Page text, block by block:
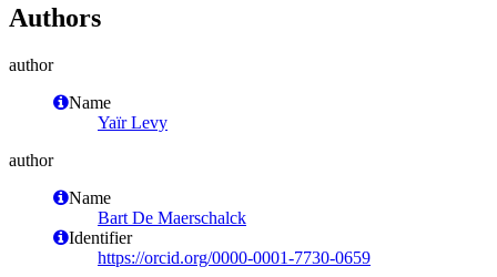
Authors
author
Name
Yaïr Levy
author
Name
Bart De Maerschalck
Identifier
https://orcid.org/0000-0001-7730-0659